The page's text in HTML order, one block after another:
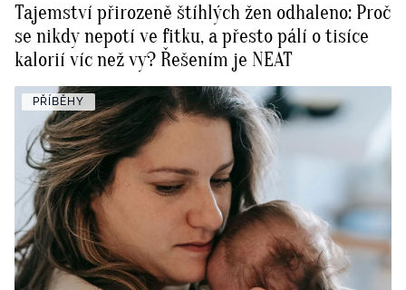
Tajemství přirozeně štíhlých žen odhaleno: Proč
se nikdy nepotí ve fitku, a přesto pálí o tisíce
kalorií víc než vy? Řešením je NEAT
PŘÍBĚHY